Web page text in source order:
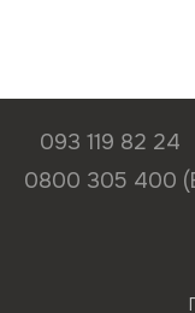
093 119 82 24
0800 305 400